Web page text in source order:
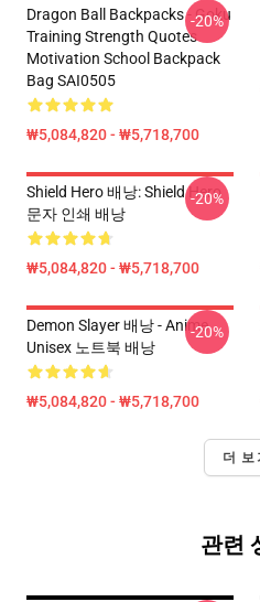
Dragon Ball Backpacks - Goku
Training Strength Quotes
Motivation School Backpack
Bag SAI0505
₩5,084,820 - ₩5,718,700
-20%
Shield Hero 배낭: Shield Hero
문자 인쇄 배낭
₩5,084,820 - ₩5,718,700
-20%
Demon Slayer 배낭 - Anime
Unisex 노트북 배낭
₩5,084,820 - ₩5,718,700
-20%
더 보
관련